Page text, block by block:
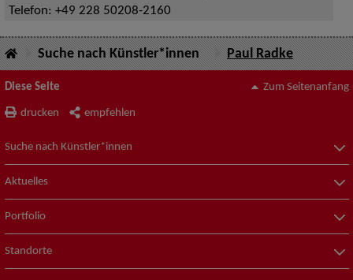
Telefon: +49 228 50208-2160
Suche nach Künstler*innen Paul Radke
Diese Seite
drucken empfehlen
Zum Seitenanfang
Suche nach Künstler*innen
Aktuelles
Portfolio
Standorte